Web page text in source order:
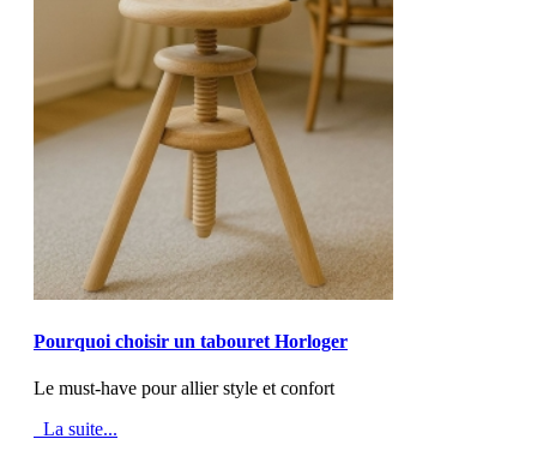
Pourquoi choisir un tabouret Horloger
Le must-have pour allier style et confort
La suite...